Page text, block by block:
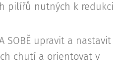
pilířů nutných k redukci
SOBĚ upravit a nastavit
chutí a orientovat v